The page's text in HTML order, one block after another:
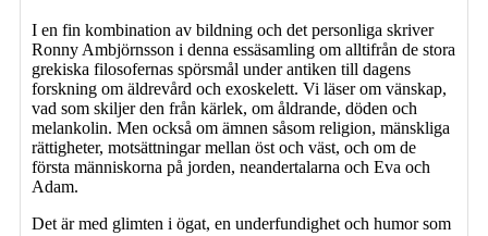
I en fin kombination av bildning och det personliga skriver
Ronny Ambjörnsson i denna essäsamling om alltifrån de stora
grekiska filosofernas spörsmål under antiken till dagens
forskning om äldrevård och exoskelett. Vi läser om vänskap,
vad som skiljer den från kärlek, om åldrande, döden och
melankolin. Men också om ämnen såsom religion, mänskliga
rättigheter, motsättningar mellan öst och väst, och om de
första människorna på jorden, neandertalarna och Eva och
Adam.
Det är med glimten i ögat, en underfundighet och humor som